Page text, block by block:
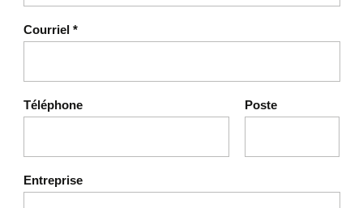
Courriel *
Téléphone Poste
Entreprise